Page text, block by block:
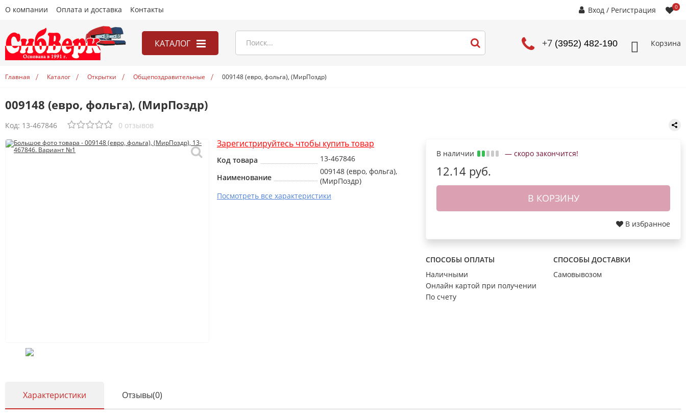
О компании Оплата и доставка Контакты Вход / Регистрация 0
КАТАЛОГ
Книги
Открытки
Учебники
+7 (3952) 482-190 Корзина
Главная Каталог Открытки Общепоздравительные 009148 (евро, фольга), (МирПоздр)
009148 (евро, фольга), (МирПоздр)
Код: 13-467846 0 отзывов
Зарегистрируйтесь чтобы купить товар
Код товара
13-467846
Наименование
009148 (евро, фольга),
(МирПоздр)
Посмотреть все характеристики
В наличии — скоро закончится!
12.14 руб.
В КОРЗИНУ
В избранное
СПОСОБЫ ОПЛАТЫ
Наличными
Онлайн картой при получении
По счету
СПОСОБЫ ДОСТАВКИ
Самовывозом
Характеристики Отзывы(0)